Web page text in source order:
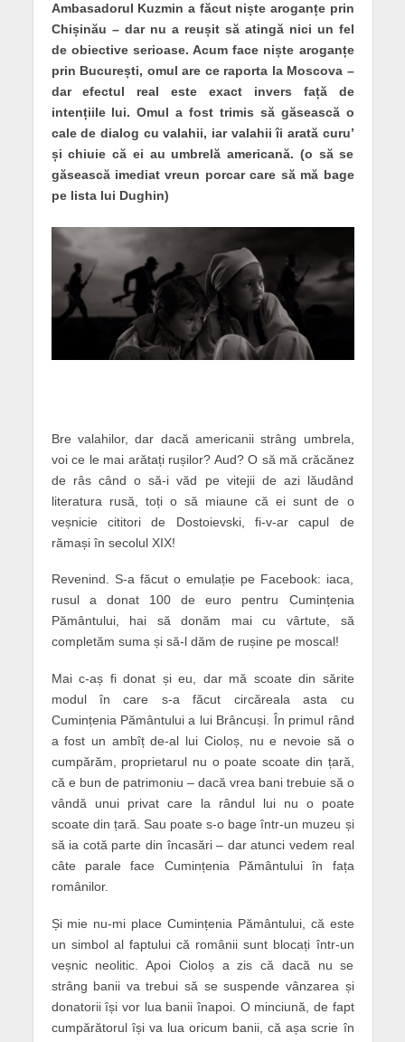
Ambasadorul Kuzmin a făcut niște aroganțe prin
Chișinău – dar nu a reușit să atingă nici un fel
de obiective serioase. Acum face niște aroganțe
prin București, omul are ce raporta la Moscova –
dar efectul real este exact invers față de
intențiile lui. Omul a fost trimis să găsească o
cale de dialog cu valahii, iar valahii îi arată curu’
și chiuie că ei au umbrelă americană. (o să se
găsească imediat vreun porcar care să mă bage
pe lista lui Dughin)
Bre valahilor, dar dacă americanii strâng umbrela,
voi ce le mai arătați rușilor? Aud? O să mă crăcănez
de râs când o să-i văd pe vitejii de azi lăudând
literatura rusă, toți o să miaune că ei sunt de o
veșnicie cititori de Dostoievski, fi-v-ar capul de
rămași în secolul XIX!
Revenind. S-a făcut o emulație pe Facebook: iaca,
rusul a donat 100 de euro pentru Cumințenia
Pământului, hai să donăm mai cu vârtute, să
completăm suma și să-l dăm de rușine pe moscal!
Mai c-aș fi donat și eu, dar mă scoate din sărite
modul în care s-a făcut circăreala asta cu
Cumințenia Pământului a lui Brâncuși. În primul rând
a fost un ambîț de-al lui Cioloș, nu e nevoie să o
cumpărăm, proprietarul nu o poate scoate din țară,
că e bun de patrimoniu – dacă vrea bani trebuie să o
vândă unui privat care la rândul lui nu o poate
scoate din țară. Sau poate s-o bage într-un muzeu și
să ia cotă parte din încasări – dar atunci vedem real
câte parale face Cumințenia Pământului în fața
românilor.
Și mie nu-mi place Cumințenia Pământului, că este
un simbol al faptului că românii sunt blocați într-un
veșnic neolitic. Apoi Cioloș a zis că dacă nu se
strâng banii va trebui să se suspende vânzarea și
donatorii își vor lua banii înapoi. O minciună, de fapt
cumpărătorul își va lua oricum banii, că așa scrie în